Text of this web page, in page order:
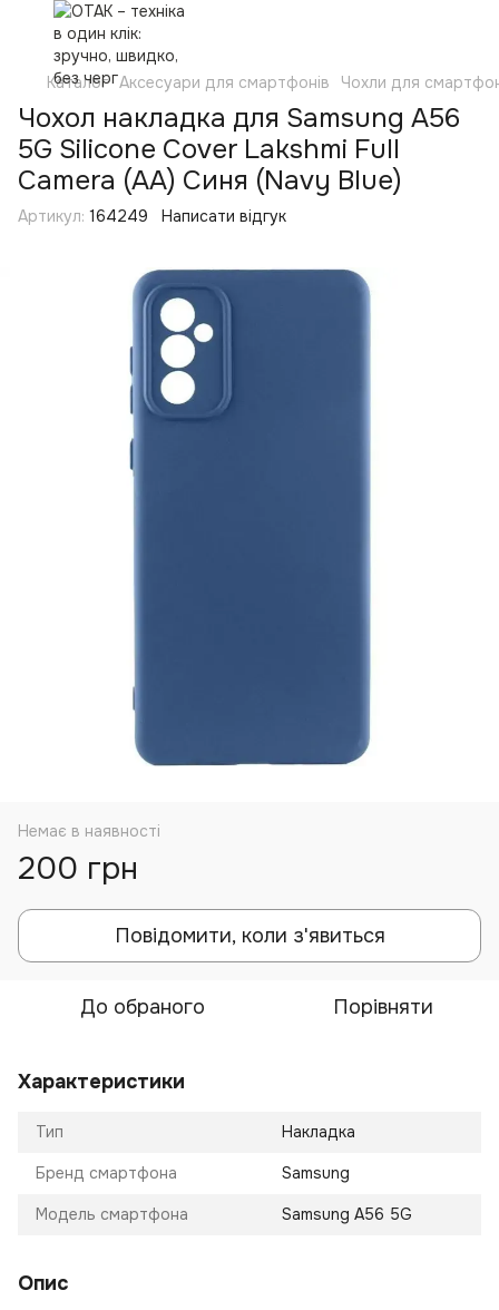
Каталог Аксесуари для смартфонів Чохли для
Чохол накладка для Samsung A56
5G Silicone Cover Lakshmi Full
Camera (AA) Синя (Navy Blue)
Артикул: 164249 Написати відгук
Немає в наявності
200 грн
Повідомити, коли з'явиться
До обраного Порівняти
Характеристики
Тип Накладка
Бренд смартфона Samsung
Модель смартфона Samsung A56 5G
Опис